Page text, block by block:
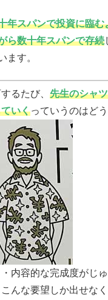
年スパンで投資に臨む
ら数十年スパンで存続
ます。
るたび、 先生のシャ
いくっていうのはどう
・内容的な完成度がじ
んな要望しか出せな